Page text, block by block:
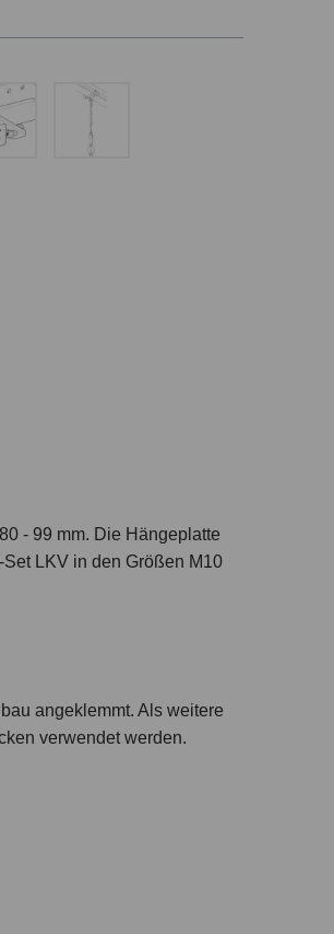
- 99 mm. Die Hängeplatte
LKV in den Größen M10
angeklemmt. Als weitere
verwendet werden.